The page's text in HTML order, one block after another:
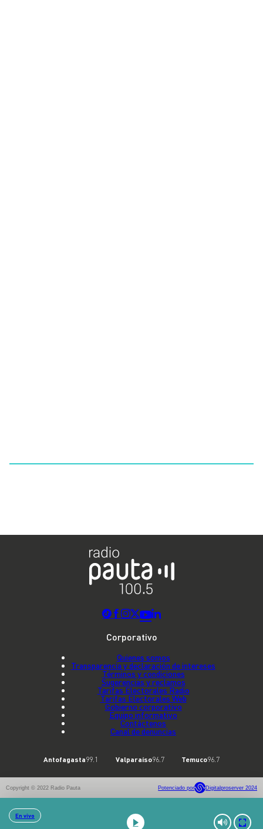
En vivo
Corporativo
Quienes somos
Transparencia y declaración de intereses
Términos y condiciones
Sugerencias y reclamos
Tarifas Electorales Radio
Tarifas Electorales Web
Gobierno corporativo
Equipo informativo
Contáctenos
Canal de denuncias
Antofagasta99.1 Valparaíso96.7 Temuco96.7
Copyright © 2022 Radio Pauta Potenciado por Digitalproserver 2024